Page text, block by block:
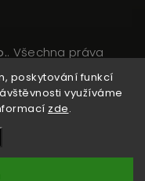
poskytování funkcí
využíváme
zde.
. Všechna práva